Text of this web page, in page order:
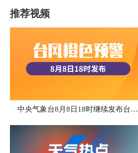
推荐视频
中央气象台8月8日18时继续发布台风橙色预警